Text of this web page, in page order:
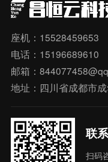
座机：15528459653
电话：15196689610
邮箱：
地址：四川省成都市
联
扫码